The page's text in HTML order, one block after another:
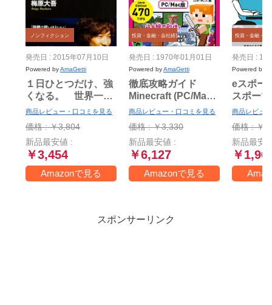
ノンフィクション
発売日 : 2015年07月10日
Powered byAmaGetti
１日ひとつだけ、強
くなる。 世界一プ
ロ・ゲーマーの勝ち
続ける64の流儀
商品レビュー・口コミを見る
価格 : ￥3,804
新品最安値 :
￥3,454
Amazonで見る
投資・金融・会社経営
発売日 : 1970年01月01日
Powered byAmaGetti
徹底攻略ガイド
Minecraft (PC/Mac
版)
商品レビュー・口コミを見る
価格 : ￥3,330
新品最安値 :
￥6,127
Amazonで見る
投資・金融・会
発売日 :
Powered by
eスポー
スポー
の現場
ます!
商品レビュ
価格 : ￥
新品最安
￥
スポンサーリンク